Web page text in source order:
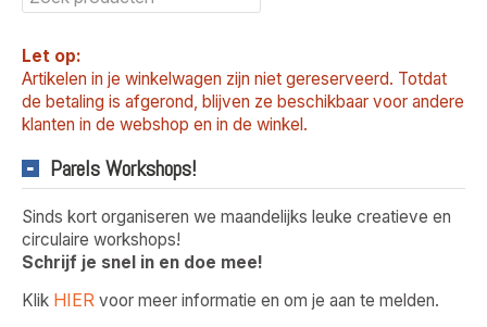
Let op:
Artikelen in je winkelwagen zijn niet gereserveerd. Totdat
de betaling is afgerond, blijven ze beschikbaar voor andere
klanten in de webshop en in de winkel.
Parels Workshops!
Sinds kort organiseren we maandelijks leuke creatieve en
circulaire workshops!
Schrijf je snel in en doe mee!
Klik HIER voor meer informatie en om je aan te melden.